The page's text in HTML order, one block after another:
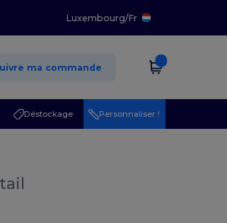
Luxembourg/Fr
ma commande
Déstockage Personnaliser !